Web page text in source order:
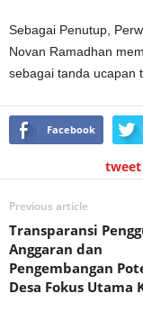
Sebagai Penutup,
Novan Ramadhan
sebagai tanda ucapan
Facebook
tweet
Previous article
Transparansi
Anggaran dan
Pengembangan
Desa Fokus Utama